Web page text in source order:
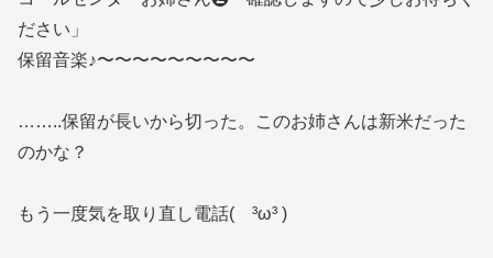
ださい」
保留音楽♪〜〜〜〜〜〜〜〜〜
……..保留が長いから切った。このお姉さんは新米だった
のかな？
もう一度気を取り直し電話( ³ω³ )